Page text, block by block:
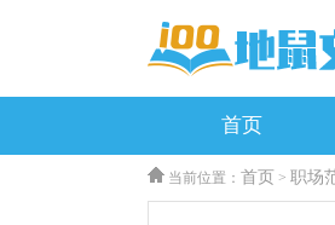
首页
当前位置： 首页 > 职场